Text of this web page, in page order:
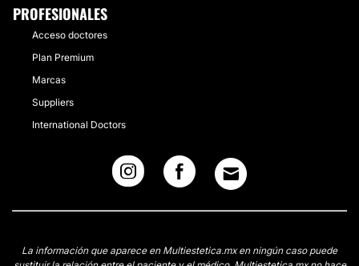
PROFESIONALES
Acceso doctores
Plan Premium
Marcas
Suppliers
International Doctors
La información que aparece en Multiestetica.mx en ningún caso puede